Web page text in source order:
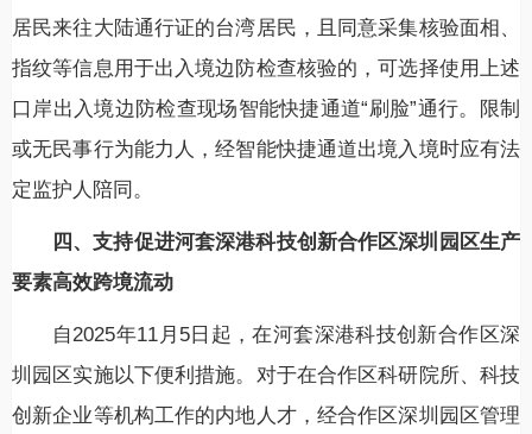
居民来往大陆通行证的台湾居民，且同意采集核验面相、
指纹等信息用于出入境边防检查核验的，可选择使用上述
口岸出入境边防检查现场智能快捷通道“刷脸”通行。限制
或无民事行为能力人，经智能快捷通道出境入境时应有法
定监护人陪同。
四、支持促进河套深港科技创新合作区深圳园区生产
要素高效跨境流动
自2025年11月5日起，在河套深港科技创新合作区深
圳园区实施以下便利措施。对于在合作区科研院所、科技
创新企业等机构工作的内地人才，经合作区深圳园区管理